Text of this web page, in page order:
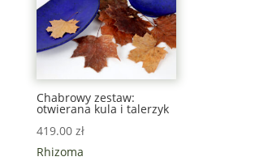
Chabrowy zestaw:
otwierana kula i talerzyk
419.00 zł
Rhizoma